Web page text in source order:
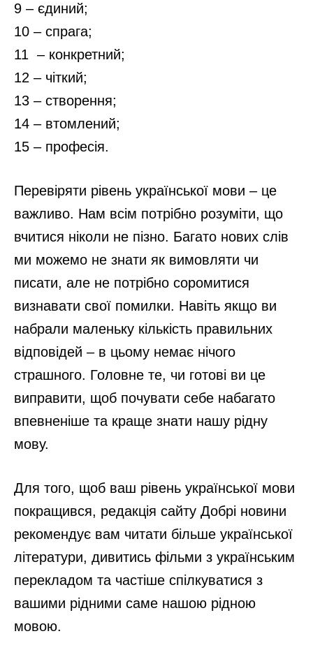
9 – єдиний;
10 – спрага;
11 – конкретний;
12 – чіткий;
13 – створення;
14 – втомлений;
15 – професія.
Перевіряти рівень української мови – це
важливо. Нам всім потрібно розуміти, що
вчитися ніколи не пізно. Багато нових слів
ми можемо не знати як вимовляти чи
писати, але не потрібно соромитися
визнавати свої помилки. Навіть якщо ви
набрали маленьку кількість правильних
відповідей – в цьому немає нічого
страшного. Головне те, чи готові ви це
виправити, щоб почувати себе набагато
впевненіше та краще знати нашу рідну
мову.
Для того, щоб ваш рівень української мови
покращився, редакція сайту Добрі новини
рекомендує вам читати більше української
літератури, дивитись фільми з українським
перекладом та частіше спілкуватися з
вашими рідними саме нашою рідною
мовою.